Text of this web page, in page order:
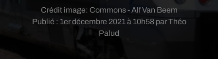
Publié : 1er décembre 2021 à 10h58 par Théo
Palud
Crédit image: Commons - Alf Van Beem